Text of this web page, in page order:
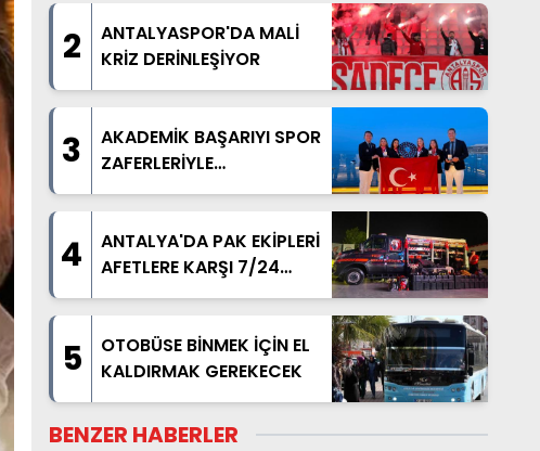
2
ANTALYASPOR'DA MALİ
KRİZ DERİNLEŞİYOR
3
AKADEMİK BAŞARIYI SPOR
ZAFERLERİYLE
TAÇLANDIRDILAR
4
ANTALYA'DA PAK EKİPLERİ
AFETLERE KARŞI 7/24
HAZIR
5
OTOBÜSE BİNMEK İÇİN EL
KALDIRMAK GEREKECEK
BENZER HABERLER